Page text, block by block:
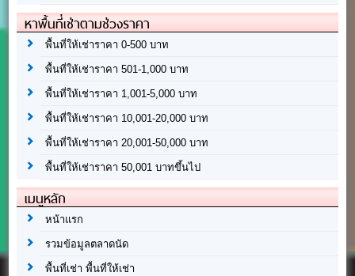
หาพื้นที่เช่าตามช่วงราคา
พื้นที่ให้เช่าราคา 0-500 บาท
พื้นที่ให้เช่าราคา 501-1,000 บาท
พื้นที่ให้เช่าราคา 1,001-5,000 บาท
พื้นที่ให้เช่าราคา 10,001-20,000 บาท
พื้นที่ให้เช่าราคา 20,001-50,000 บาท
พื้นที่ให้เช่าราคา 50,001 บาทขึ้นไป
เมนูหลัก
หน้าแรก
รวมข้อมูลตลาดนัด
พื้นที่เช่า พื้นที่ให้เช่า